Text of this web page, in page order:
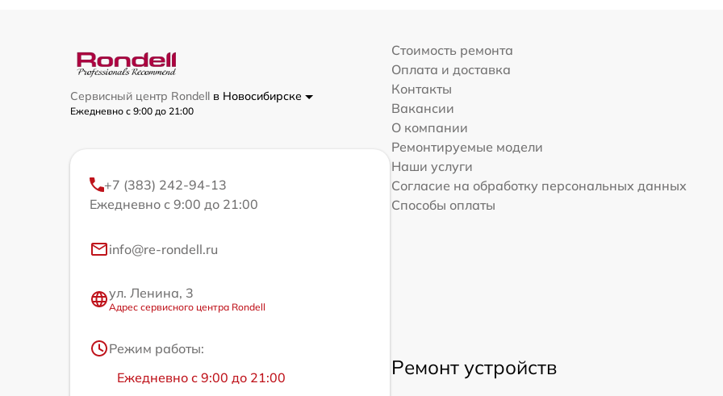
Сервисный центр Rondell в Новосибирске
Ежедневно с 9:00 до 21:00
+7 (383) 242-94-13
Ежедневно с 9:00 до 21:00
info@re-rondell.ru
ул. Ленина, 3
Адрес сервисного центра Rondell
Режим работы:
Ежедневно с 9:00 до 21:00
Стоимость ремонта
Оплата и доставка
Контакты
Вакансии
О компании
Ремонтируемые модели
Наши услуги
Согласие на обработку персональных данных
Способы оплаты
Ремонт устройств